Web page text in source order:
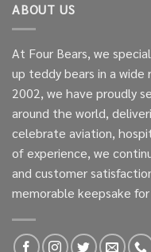
ABOUT US
At Four Bears, we
up teddy bears in a wide
2002, we have proudly
around the world,
celebrate aviation,
of experience, we
and customer
memorable keepsake